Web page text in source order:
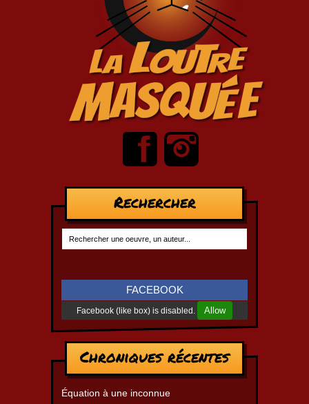
Rechercher
FACEBOOK
Facebook (like box) is disabled. Allow
Chroniques récentes
Équation à une inconnue